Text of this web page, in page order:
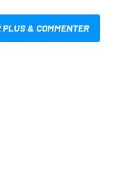
PLUS & COMMENTER